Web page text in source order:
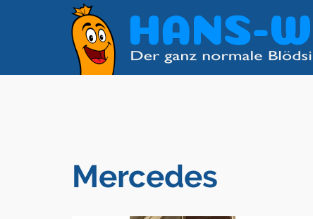
Mercedes